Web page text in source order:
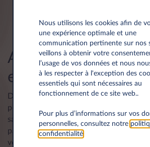
Une facture est envoyée par
24 heures et la vignette Crit’air est
courrier dans un délai d’environ 10
Avantages et
environnementaux
De nombreuses études récentes ont
pollution de l’air peut être associée à
santé tels que les AVC, les maladies
pathologies respiratoires chroniques et
voies respiratoires. En visant à réduire
Nous utilisons les cookies afin de
une expérience optimale et une
communication pertinente sur nos
veillons à obtenir votre
l’usage de vos données et nous
à les respecter à l'exception des
essentiels qui sont nécessaires au
fonctionnement de ce site web..
Pour plus d’informations sur vos
personnelles, consultez notre
confidentialité.